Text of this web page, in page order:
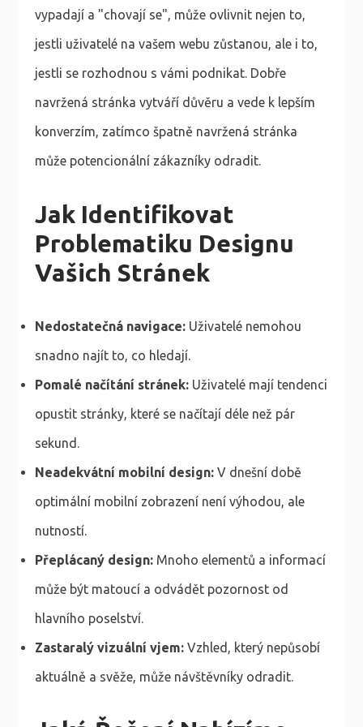
vypadají a "chovají se", může ovlivnit nejen to,
jestli uživatelé na vašem webu zůstanou, ale i to,
jestli se rozhodnou s vámi podnikat. Dobře
navržená stránka vytváří důvěru a vede k lepším
konverzím, zatímco špatně navržená stránka
může potencionální zákazníky odradit.
Jak Identifikovat
Problematiku Designu
Vašich Stránek
Nedostatečná navigace:Uživatelé nemohou
snadno najít to, co hledají.
Pomalé načítání stránek:Uživatelé mají tendenci
opustit stránky, které se načítají déle než pár
sekund.
Neadekvátní mobilní design:V dnešní době
optimální mobilní zobrazení není výhodou, ale
nutností.
Přeplácaný design:Mnoho elementů a informací
může být matoucí a odvádět pozornost od
hlavního poselství.
Zastaralý vizuální vjem:Vzhled, který nepůsobí
aktuálně a svěže, může návštěvníky odradit.